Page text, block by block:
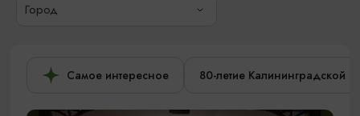
Город
Самое интересное 80-летие Калининградской